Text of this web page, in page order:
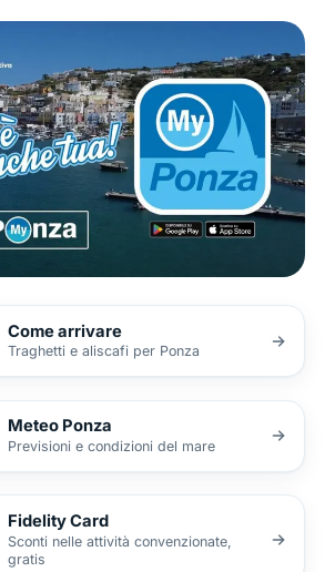
Come arrivare
Traghetti e aliscafi per Ponza
Meteo Ponza
Previsioni e condizioni del mare
Fidelity Card
Sconti nelle attività convenzionate,
gratis